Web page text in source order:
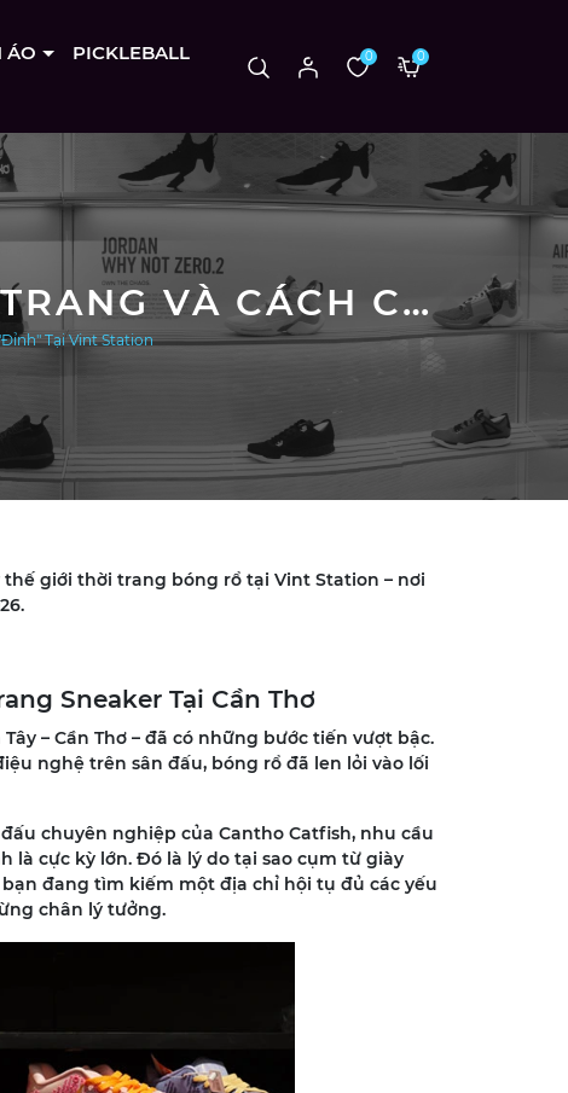
ÁO
PICKLEBALL
0 0
GIÀY BÓNG RỔ CẦN THƠ: XU HƯỚNG THỜI TRANG VÀ CÁCH CHỌN GIÀY "ĐỈNH" TẠI VINT STATION
Tại Vint Station
giới thời trang bóng rổ tại Vint Station – nơi
Sneaker Tại Cần Thơ
– Cần Thơ – đã có những bước tiến vượt bậc.
nghệ trên sân đấu, bóng rổ đã len lỏi vào lối
chuyên nghiệp của Cantho Catfish, nhu cầu
là cực kỳ lớn. Đó là lý do tại sao cụm từ giày
đang tìm kiếm một địa chỉ hội tụ đủ các yếu
chân lý tưởng.